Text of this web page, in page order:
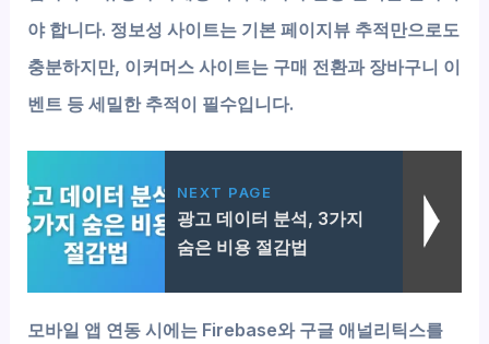
야 합니다. 정보성 사이트는 기본 페이지뷰 추적만으로도
충분하지만, 이커머스 사이트는 구매 전환과 장바구니 이
벤트 등 세밀한 추적이 필수입니다.
NEXT PAGE
광고 데이터 분석, 3가지
숨은 비용 절감법
모바일 앱 연동 시에는 Firebase와 구글 애널리틱스를